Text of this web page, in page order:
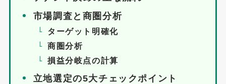
市場調査と商圏分析
ターゲット明確化
商圏分析
損益分岐点の計算
立地選定の5大チェックポイント